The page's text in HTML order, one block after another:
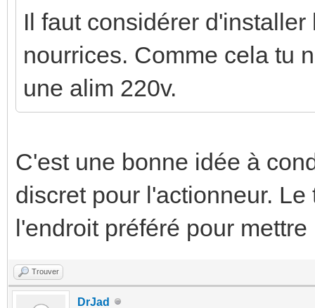
Il faut considérer
nourrices. Comme cela tu
une alim 220v.
C'est une bonne idée à
discret pour l'actionneur.
l'endroit préféré pour
Trouver
DrJad